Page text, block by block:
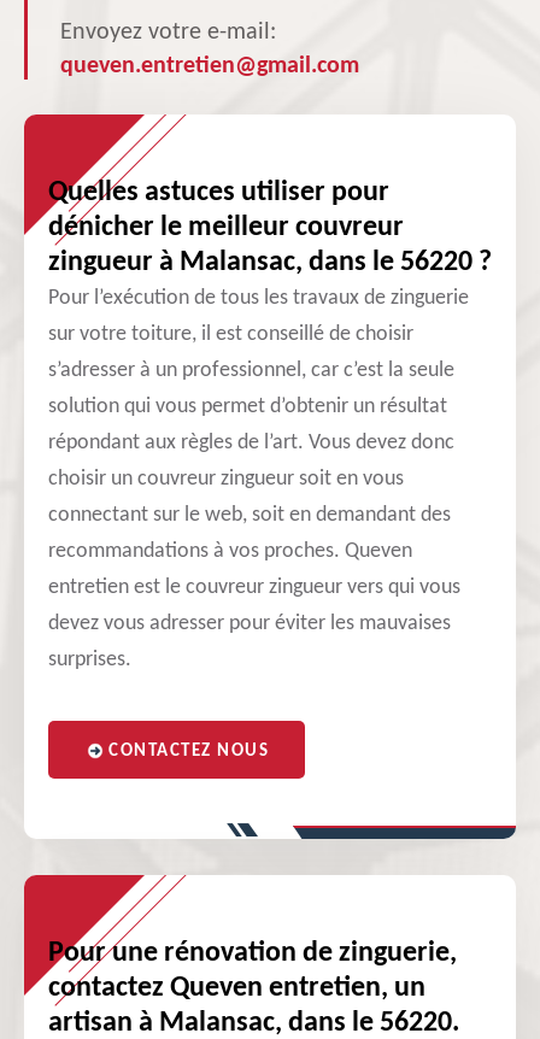
Envoyez votre e-mail:
queven.entretien@gmail.com
Quelles astuces utiliser pour
dénicher le meilleur couvreur
zingueur à Malansac, dans le 56220 ?
Pour l’exécution de tous les travaux de zinguerie
sur votre toiture, il est conseillé de choisir
s’adresser à un professionnel, car c’est la seule
solution qui vous permet d’obtenir un résultat
répondant aux règles de l’art. Vous devez donc
choisir un couvreur zingueur soit en vous
connectant sur le web, soit en demandant des
recommandations à vos proches. Queven
entretien est le couvreur zingueur vers qui vous
devez vous adresser pour éviter les mauvaises
surprises.
CONTACTEZ NOUS
Pour une rénovation de zinguerie,
contactez Queven entretien, un
artisan à Malansac, dans le 56220.